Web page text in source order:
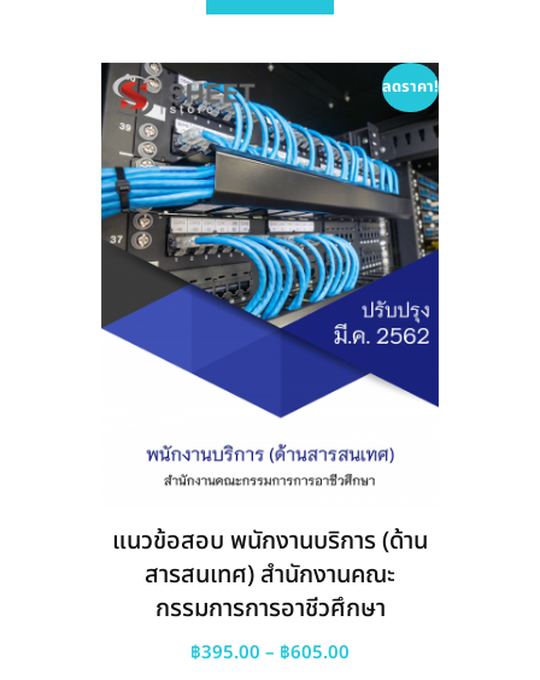
variants.
options
may
be
chosen
on
the
product
page
ลดราคา!
แนวข้อสอบ พนักงานบริการ (ด้าน
สารสนเทศ) สำนักงานคณะ
กรรมการการอาชีวศึกษา
฿395.00 – ฿605.00